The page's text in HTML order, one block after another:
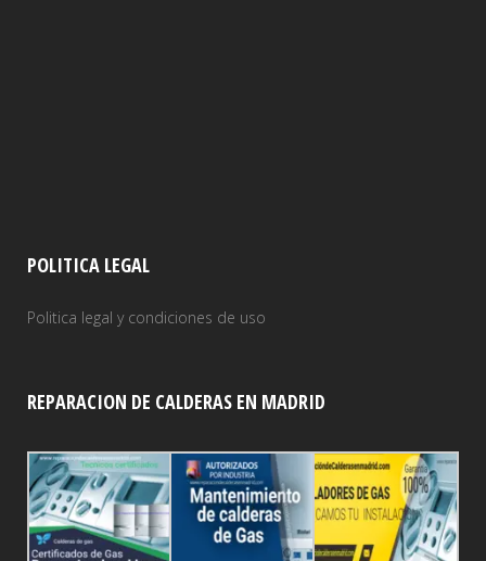
POLITICA LEGAL
Politica legal y condiciones de uso
REPARACION DE CALDERAS EN MADRID